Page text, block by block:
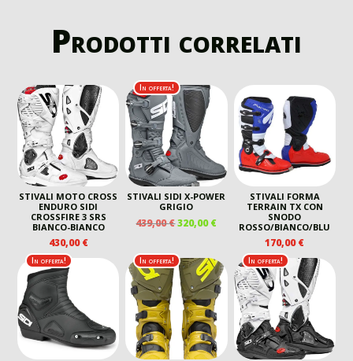
Prodotti correlati
STIVALI MOTO CROSS
ENDURO SIDI
CROSSFIRE 3 SRS
BIANCO-BIANCO
430,00€
In offerta!
STIVALI SIDI X-POWER
GRIGIO
439,00€IL
ERA:
439,00 €.
320,00€IL
È:
320,00 €.
STIVALI FORMA
TERRAIN TX CON
SNODO
ROSSO/BIANCO/BLU
170,00€
In offerta! In offerta! In offerta!